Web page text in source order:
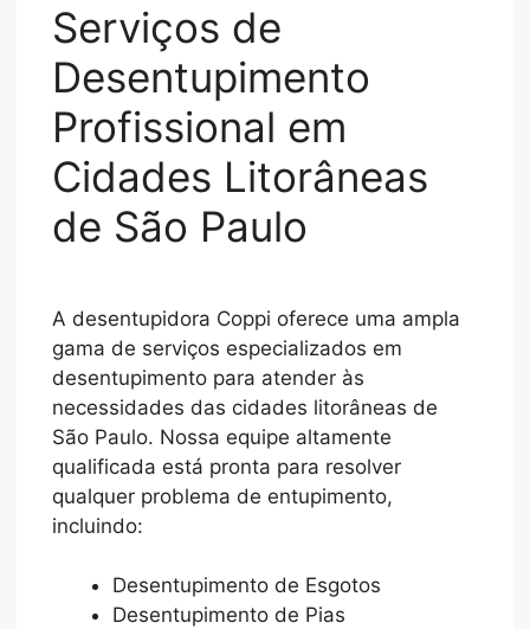
Serviços de
Desentupimento
Profissional em
Cidades Litorâneas
de São Paulo
A desentupidora Coppi oferece uma ampla
gama de serviços especializados em
desentupimento para atender às
necessidades das cidades litorâneas de
São Paulo. Nossa equipe altamente
qualificada está pronta para resolver
qualquer problema de entupimento,
incluindo:
Desentupimento de Esgotos
Desentupimento de Pias